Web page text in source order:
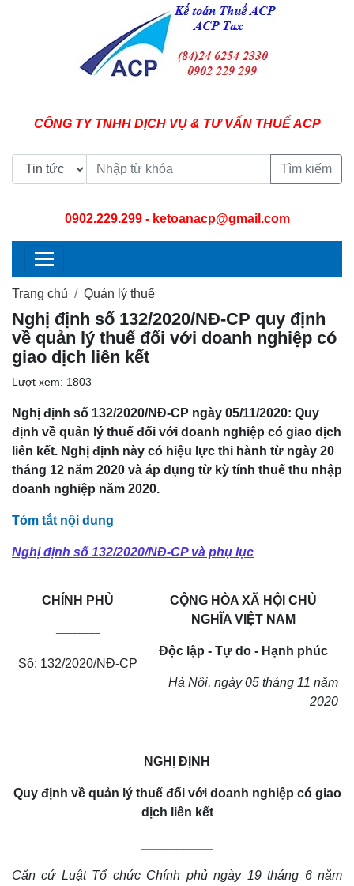
CÔNG TY TNHH DỊCH VỤ & TƯ VẤN THUẾ ACP
Tìm kiếm
0902.229.299- ketoanacp@gmail.com
Trang chủ Quản lý thuế
Nghị định số 132/2020/NĐ-CP quy định
về quản lý thuế đối với doanh nghiệp có
giao dịch liên kết
Lượt xem: 1803
Nghị định số 132/2020/NĐ-CP ngày 05/11/2020: Quy
định về quản lý thuế đối với doanh nghiệp có giao dịch
liên kết. Nghị định này có hiệu lực thi hành từ ngày 20
tháng 12 năm 2020 và áp dụng từ kỳ tính thuế thu nhập
doanh nghiệp năm 2020.
Tóm tắt nội dung
Nghị định số 132/2020/NĐ-CP và phụ lục
CHÍNH PHỦ
Số: 132/2020/NĐ-CP
CỘNG HÒA XÃ HỘI CHỦ
NGHĨA VIỆT NAM
Độc lập - Tự do - Hạnh phúc
Hà Nội, ngày 05 tháng 11 năm
2020
NGHỊ ĐỊNH
Quy định về quản lý thuế đối với doanh nghiệp có giao
dịch liên kết
Căn cứ Luật Tổ chức Chính phủ ngày 19 tháng 6 năm